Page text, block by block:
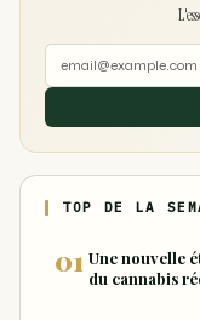
TOP DE LA
Une nouvelle
du cannabis